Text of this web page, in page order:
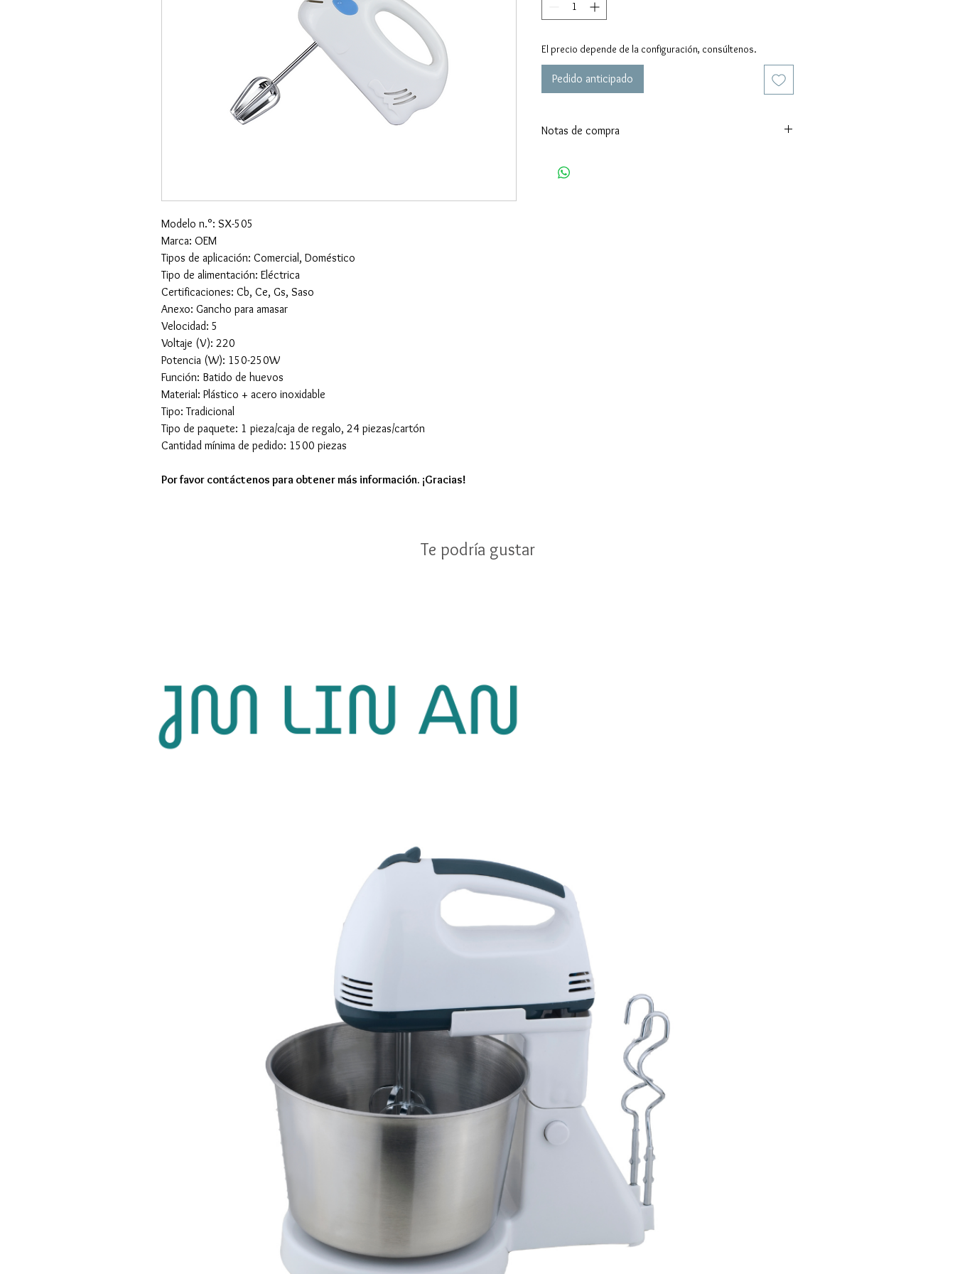
Modelo n.°: SX-505
Marca: OEM
Tipos de aplicación: Comercial, Doméstico
Tipo de alimentación: Eléctrica
Certificaciones: Cb, Ce, Gs, Saso
Anexo: Gancho para amasar
Velocidad: 5
Voltaje (V): 220
Potencia (W): 150-250W
Función: Batido de huevos
Material: Plástico + acero inoxidable
Tipo: Tradicional
Tipo de paquete: 1 pieza/caja de regalo, 24 piezas/cartón
Cantidad mínima de pedido: 1500 piezas
Por favor contáctenos para obtener más información. ¡Gracias!
El precio depende de la configuración, consúltenos.
Pedido anticipado
Notas de compra
Términos de entrega aceptados: FOB, CIF, EXW
Te podría gustar